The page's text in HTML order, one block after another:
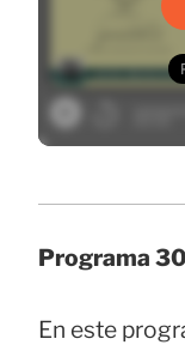
Programa
En este